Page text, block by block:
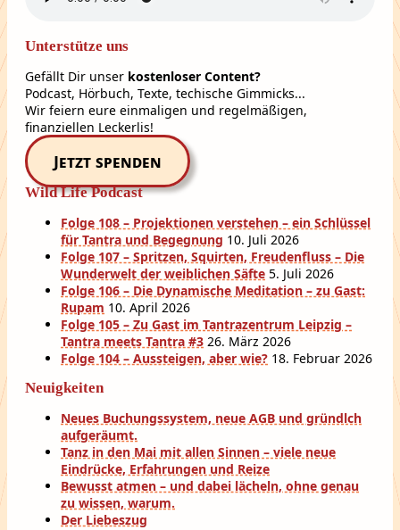
Unterstütze uns
Gefällt Dir unser kostenloser Content?
Podcast, Hörbuch, Texte, techische Gimmicks...
Wir feiern eure einmaligen und regelmäßigen,
finanziellen Leckerlis!
Jetzt spenden
Wild Life Podcast
Folge 108 – Projektionen verstehen – ein Schlüssel
für Tantra und Begegnung 10. Juli 2026
Folge 107 – Spritzen, Squirten, Freudenfluss – Die
Wunderwelt der weiblichen Säfte 5. Juli 2026
Folge 106 – Die Dynamische Meditation – zu Gast:
Rupam 10. April 2026
Folge 105 – Zu Gast im Tantrazentrum Leipzig –
Tantra meets Tantra #3 26. März 2026
Folge 104 – Aussteigen, aber wie? 18. Februar 2026
Neuigkeiten
Neues Buchungssystem, neue AGB und gründlch
aufgeräumt.
Tanz in den Mai mit allen Sinnen – viele neue
Eindrücke, Erfahrungen und Reize
Bewusst atmen – und dabei lächeln, ohne genau
zu wissen, warum.
Der Liebeszug